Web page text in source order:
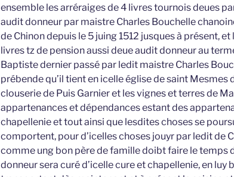
ensemble les arréraiges de 4 livres tournois deues
audit donneur par maistre Charles Bouchelle
de Chinon depuis le 5 juing 1512 jusques à présent, et
livres tz de pension aussi deue audit donneur au
Baptiste dernier passé par ledit maistre Charles
prébende qu’il tient en icelle église de saint Mesmes
clouserie de Puis Garnier et les vignes et terres de
appartenances et dépendances estant des
chapellenie et tout ainsi que lesdites choses se
comportent, pour d’icelles choses jouyr par ledit de
comme ung bon père de famille doibt faire le temps
donneur sera curé d’icelle cure et chapellenie, en luy